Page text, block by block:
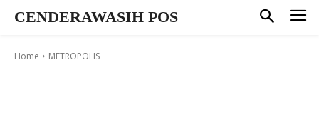
CENDERAWASIH POS
Home METROPOLIS